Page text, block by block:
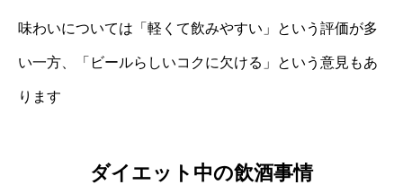
味わいについては「軽くて飲みやすい」という評価が多
い一方、「ビールらしいコクに欠ける」という意見もあ
ります
ダイエット中の飲酒事情